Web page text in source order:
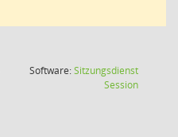
Software:Sitzungsdienst
Session(Wird in